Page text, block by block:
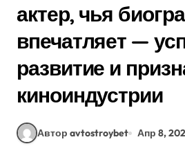
актер, чья
впечатляет —
развитие и
киноиндустрии
Автор avtostroybet Апр 8,